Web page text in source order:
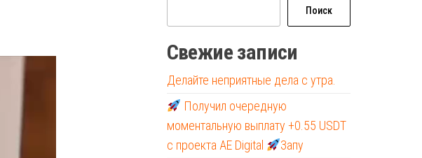
Поиск
Свежие записи
Делайте неприятные дела с утра.
Получил очередную
моментальную выплату +0.55 USDT
с проекта AE Digital
Запу